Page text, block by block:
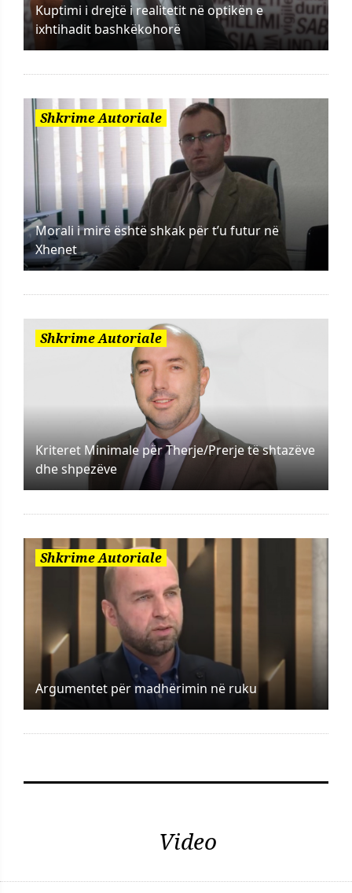
Kuptimi i drejtë i realitetit në optikën e
ixhtihadit bashkëkohorë
Shkrime Autoriale
Morali i mirë është shkak për t’u futur në
Xhenet
Shkrime Autoriale
Kriteret Minimale për Therje/Prerje të shtazëve
dhe shpezëve
Shkrime Autoriale
Argumentet për madhërimin në ruku
Video